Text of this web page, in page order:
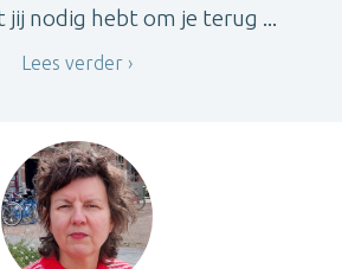
jij nodig hebt om je terug ...
Lees verder